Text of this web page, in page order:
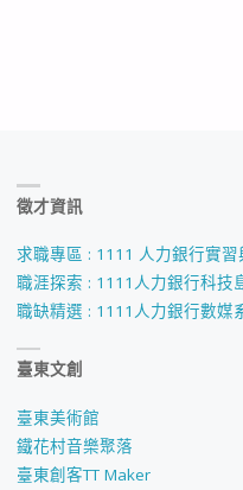
徵才資訊
求職專區 : 1111 人力銀行實
職涯探索 : 1111人力銀行科技
職缺精選 : 1111人力銀行數媒
臺東文創
臺東美術館
鐵花村音樂聚落
臺東創客TT Maker